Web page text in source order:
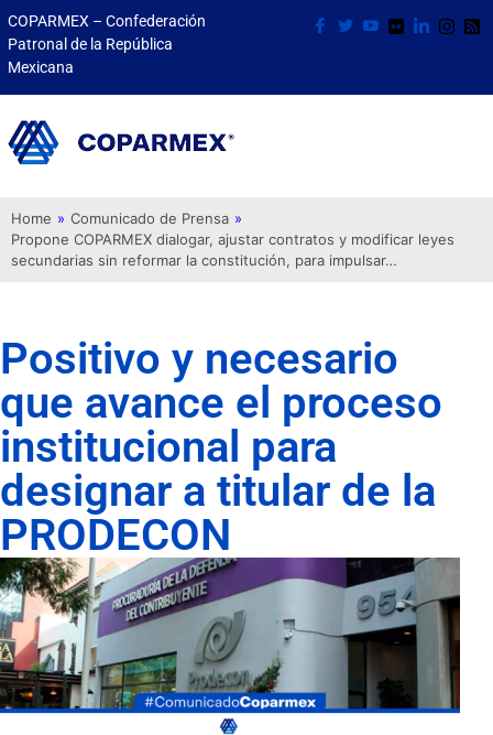
COPARMEX – Confederación
Patronal de la República
Mexicana
Home » Comunicado de Prensa »
Propone COPARMEX dialogar, ajustar contratos y modificar leyes
secundarias sin reformar la constitución, para impulsar…
Positivo y necesario
que avance el proceso
institucional para
designar a titular de la
PRODECON